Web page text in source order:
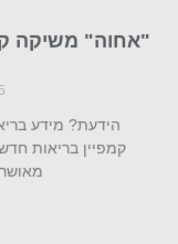
"אחוה" משיקה
25
הידעת? מידע
קמפיין בריאות